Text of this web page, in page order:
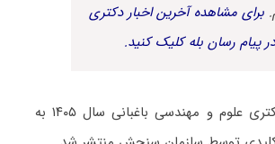
برای مشاهده آخرین اخبار دکتری
در پیام رسان بله کلیک کنید.
سوالات آزمون دکتری علوم و مهندسی باغبانی سال ۱۴۰۵ به